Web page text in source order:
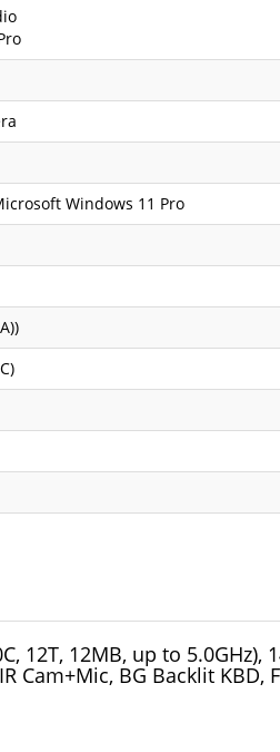
Windows 11 Pro
12T, 12MB, up to 5.0GHz),
Cam+Mic, BG Backlit KBD,